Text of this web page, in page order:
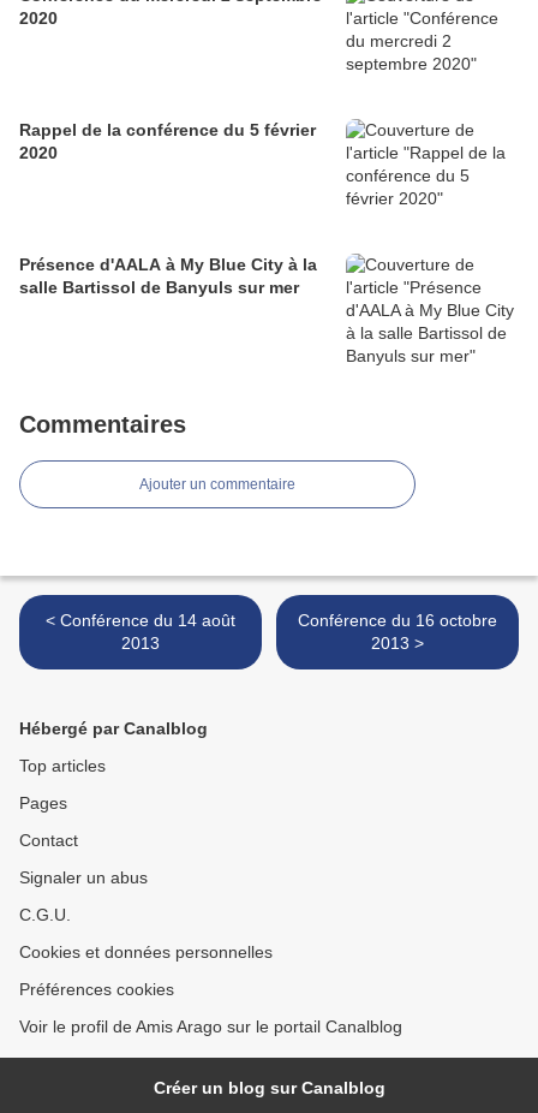
2020
Rappel de la conférence du 5 février
2020
Présence d'AALA à My Blue City à la
salle Bartissol de Banyuls sur mer
Commentaires
Ajouter un commentaire
< Conférence du 14 août
2013
Conférence du 16 octobre
2013 >
Hébergé par Canalblog
Top articles
Pages
Contact
Signaler un abus
C.G.U.
Cookies et données personnelles
Préférences cookies
Voir le profil de Amis Arago sur le portail Canalblog
Créer un blog sur Canalblog